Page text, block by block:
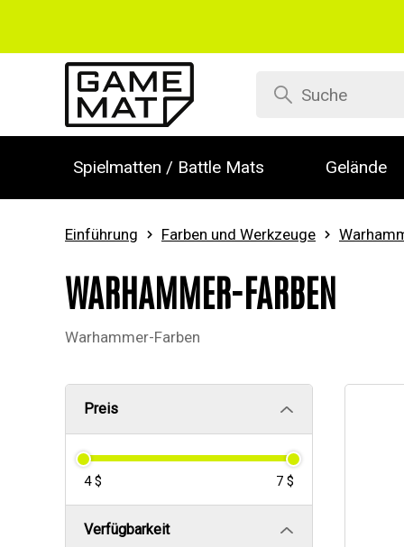
Spielmatten / Battle Mats Gelände
Einführung Farben und Werkzeuge
WARHAMMER-FARBEN
Warhammer-Farben
Preis
4 $ 7 $
Verfügbarkeit